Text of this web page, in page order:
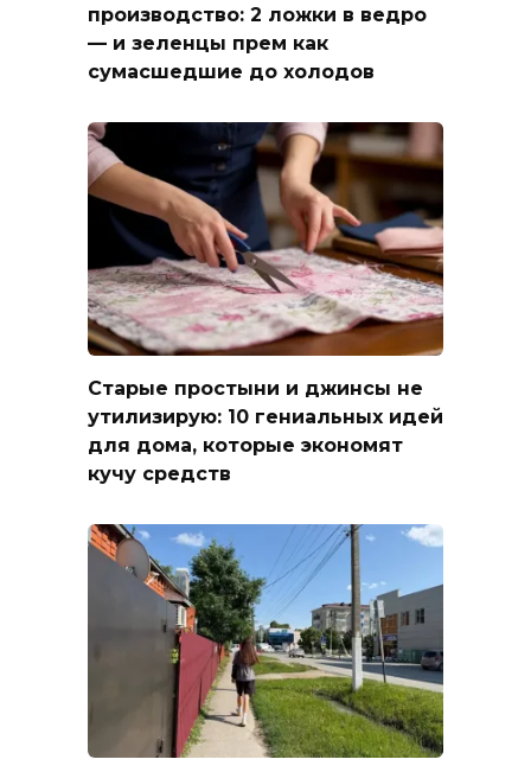
производство: 2 ложки в ведро
— и зеленцы прем как
сумасшедшие до холодов
Старые простыни и джинсы не
утилизирую: 10 гениальных идей
для дома, которые экономят
кучу средств